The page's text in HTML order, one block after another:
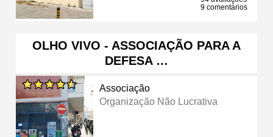
9 comentários
OLHO VIVO - ASSOCIAÇÃO PARA A
DEFESA …
Associação
Organização Não Lucrativa